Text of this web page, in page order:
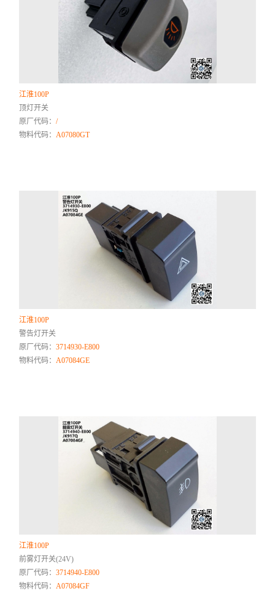
江淮100P
顶灯开关
原厂代码：/
物料代码：A07080GT
江淮100P
警告灯开关
原厂代码：3714930-E800
物料代码： A07084GE
江淮100P
前雾灯开关(24V)
原厂代码：3714940-E800
物料代码： A07084GF